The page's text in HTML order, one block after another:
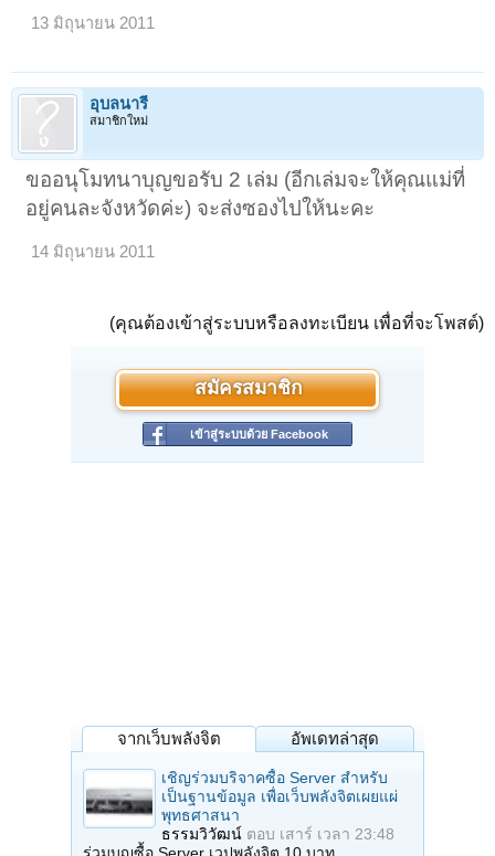
13 มิถุนายน 2011
อุบลนารี
สมาชิกใหม่
ขออนุโมทนาบุญขอรับ 2 เล่ม (อีกเล่มจะให้คุณแม่ที่
อยู่คนละจังหวัดค่ะ) จะส่งซองไปให้นะคะ
14 มิถุนายน 2011
(คุณต้องเข้าสู่ระบบหรือลงทะเบียน เพื่อที่จะโพสต์)
สมัครสมาชิก
เข้าสู่ระบบด้วย Facebook
จากเว็บพลังจิต อัพเดทล่าสุด
เชิญร่วมบริจาคซื้อ Server สำหรับ
เป็นฐานข้อมูล เพื่อเว็บพลังจิตเผยแผ่
พุทธศาสนา
ธรรมวิวัฒน์ ตอบ เสาร์ เวลา 23:48